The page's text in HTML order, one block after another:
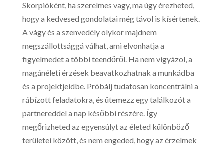
Skorpióként, ha szerelmes vagy, ma úgy érezheted,
hogy a kedvesed gondolatai még távol is kísértenek.
A vágy és a szenvedély olykor majdnem
megszállottsággá válhat, ami elvonhatja a
figyelmedet a többi teendőről. Ha nem vigyázol, a
magánéleti érzések beavatkozhatnak a munkádba
és a projektjeidbe. Próbálj tudatosan koncentrálni a
rábízott feladatokra, és ütemezz egy találkozót a
partnereddel a nap későbbi részére. Így
megőrizheted az egyensúlyt az életed különböző
területei között, és nem engeded, hogy az érzelmek